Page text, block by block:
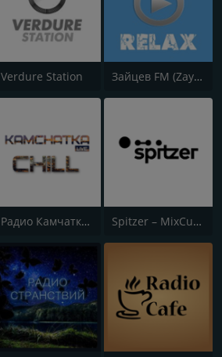
Verdure Station Зайцев FM (Zaycev Relax)
Радио Камчатка Chill (Radio Kamchatka Live) Spitzer – MixCult Ambient Channel